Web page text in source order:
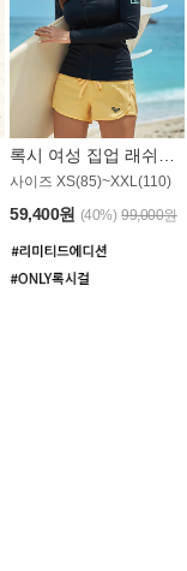
사이즈 XS(85)~XXL(110)
59,400원 (40%) 99,000원